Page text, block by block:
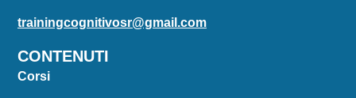
trainingcognitivosr@gmail.com
CONTENUTI
Corsi